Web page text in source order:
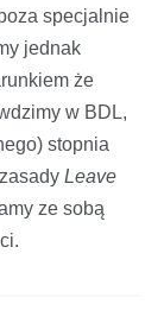
specjalnie
jednak
że
w BDL,
stopnia
Leave
ze sobą